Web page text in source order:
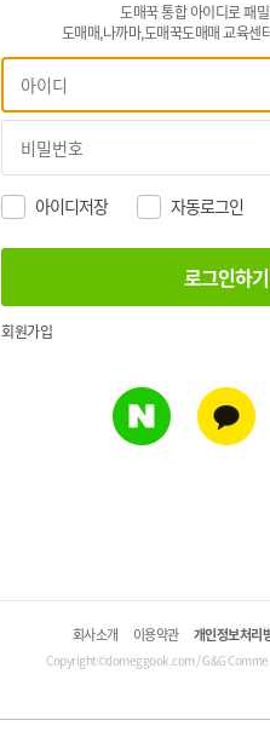
도매꾹 통합 아이디로 패
도매매,나까마,도매꾹도매매 교육센
아이디저장 자동로그인
회원가입
회사소개 이용약관 개인정보처리
Copyright©domeggook.com / G&G